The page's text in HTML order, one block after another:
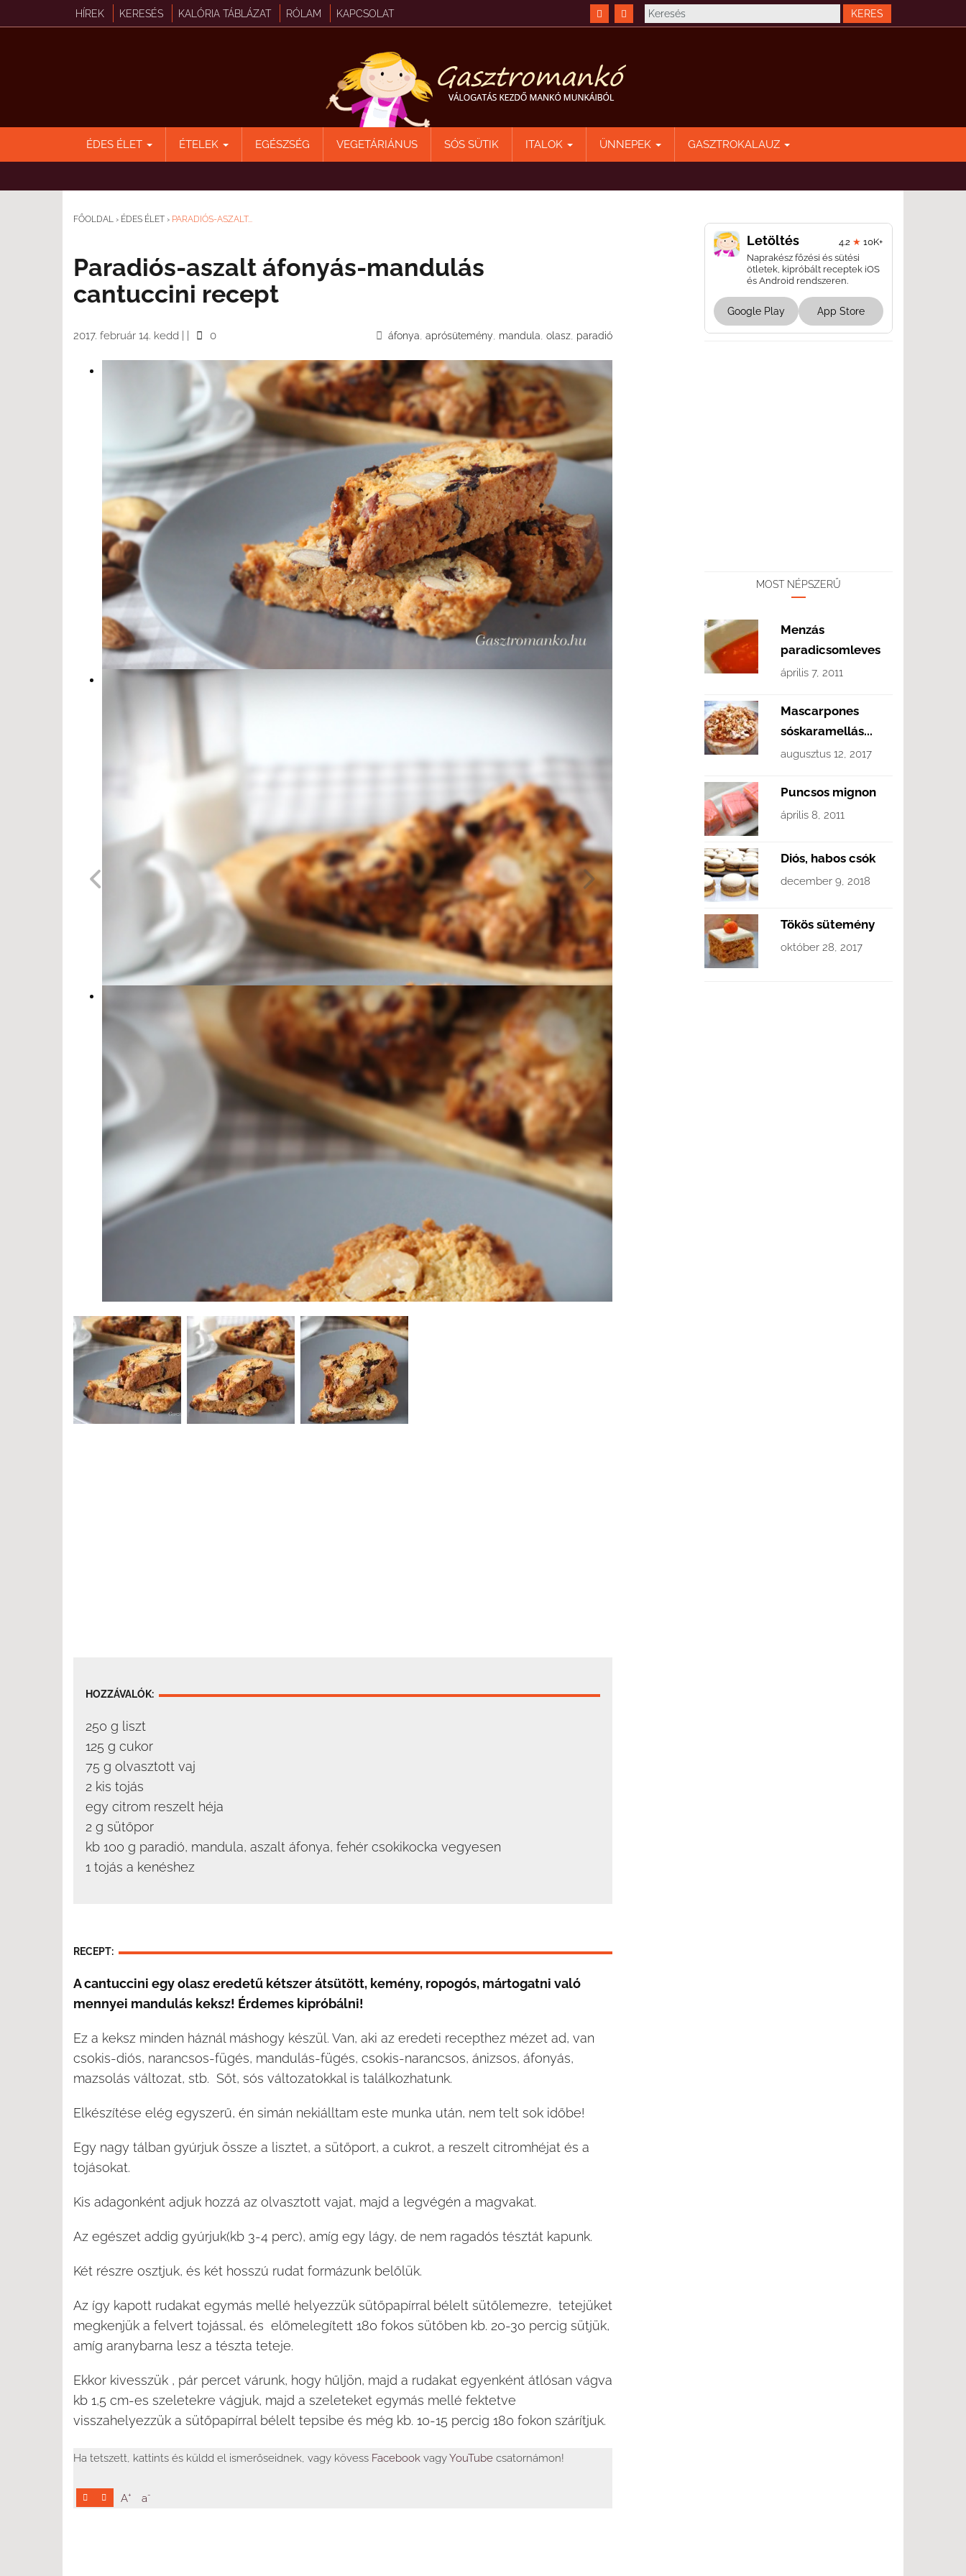
HÍREK KERESÉS KALÓRIA TÁBLÁZAT RÓLAM KAPCSOLAT
ÉDES ÉLET ÉTELEK EGÉSZSÉG VEGETÁRIÁNUS SÓS SÜTIK ITALOK ÜNNEPEK GASZTROKALAUZ
FŐOLDAL › ÉDES ÉLET › PARADIÓS-ASZALT...
Paradiós-aszalt áfonyás-mandulás
cantuccini recept
2017. február 14. kedd 0 áfonya, aprósütemény, mandula, olasz, paradió
HOZZÁVALÓK:
250 g liszt
125 g cukor
75 g olvasztott vaj
2 kis tojás
egy citrom reszelt héja
2 g sütőpor
kb 100 g paradió, mandula, aszalt áfonya, fehér csokikocka vegyesen
1 tojás a kenéshez
RECEPT:
A cantuccini egy olasz eredetű kétszer átsütött, kemény, ropogós, mártogatni való
mennyei mandulás keksz! Érdemes kipróbálni!
Ez a keksz minden háznál máshogy készül. Van, aki az eredeti recepthez mézet ad, van
csokis-diós, narancsos-fügés, mandulás-fügés, csokis-narancsos, ánizsos, áfonyás,
mazsolás változat, stb. Sőt, sós változatokkal is találkozhatunk.
Elkészítése elég egyszerű, én simán nekiálltam este munka után, nem telt sok időbe!
Egy nagy tálban gyúrjuk össze a lisztet, a sütőport, a cukrot, a reszelt citromhéjat és a
tojásokat.
Kis adagonként adjuk hozzá az olvasztott vajat, majd a legvégén a magvakat.
Az egészet addig gyúrjuk(kb 3-4 perc), amíg egy lágy, de nem ragadós tésztát kapunk.
Két részre osztjuk, és két hosszú rudat formázunk belőlük.
Az így kapott rudakat egymás mellé helyezzük sütőpapírral bélelt sütőlemezre, tetejüket
megkenjük a felvert tojással, és előmelegített 180 fokos sütőben kb. 20-30 percig sütjük,
amíg aranybarna lesz a tészta teteje.
Ekkor kivesszük , pár percet várunk, hogy hűljön, majd a rudakat egyenként átlósan vágva
kb 1,5 cm-es szeletekre vágjuk, majd a szeleteket egymás mellé fektetve
visszahelyezzük a sütőpapírral bélelt tepsibe és még kb. 10-15 percig 180 fokon szárítjuk.
Ha tetszett, kattints és küldd el ismerőseidnek, vagy kövess Facebook vagyYouTube csatornámon!
A+ a-
Letöltés 4.2 ★ 10K+
Naprakész főzési és sütési
ötletek, kipróbált receptek iOS
és Android rendszeren.
Google Play App Store
MOST NÉPSZERŰ
Menzás
paradicsomleves
április 7, 2011
Mascarpones
sóskaramellás...
augusztus 12, 2017
Puncsos mignon
április 8, 2011
Diós, habos csók
december 9, 2018
Tökös sütemény
október 28, 2017